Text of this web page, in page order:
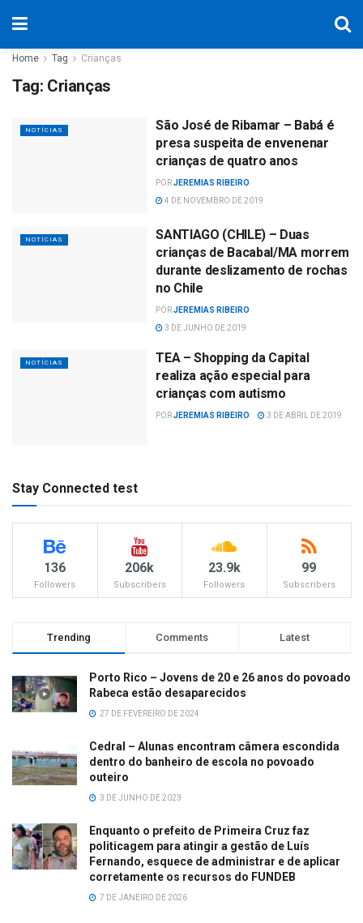
Home Tag Crianças
Tag: Crianças
NOTÍCIAS
São José de Ribamar – Babá é
presa suspeita de envenenar
crianças de quatro anos
PORJEREMIAS RIBEIRO
4 DE NOVEMBRO DE 2019
NOTÍCIAS
SANTIAGO (CHILE) – Duas
crianças de Bacabal/MA morrem
durante deslizamento de rochas
no Chile
PORJEREMIAS RIBEIRO
3 DE JUNHO DE 2019
NOTÍCIAS
TEA – Shopping da Capital
realiza ação especial para
crianças com autismo
PORJEREMIAS RIBEIRO 3 DE ABRIL DE 2019
Stay Connected test
136
Followers
206k
Subscribers
23.9k
Followers
99
Subscribers
Trending Comments Latest
Porto Rico – Jovens de 20 e 26 anos do povoado
Rabeca estão desaparecidos
27 DE FEVEREIRO DE 2024
Cedral – Alunas encontram câmera escondida
dentro do banheiro de escola no povoado
outeiro
3 DE JUNHO DE 2023
Enquanto o prefeito de Primeira Cruz faz
politicagem para atingir a gestão de Luís
Fernando, esquece de administrar e de aplicar
corretamente os recursos do FUNDEB
7 DE JANEIRO DE 2026